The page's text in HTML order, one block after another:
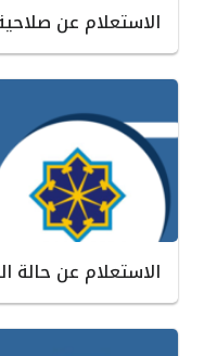
الاستعلام عن
الاستعلام عن حالة